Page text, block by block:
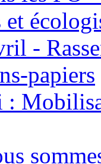
-
papiers
: